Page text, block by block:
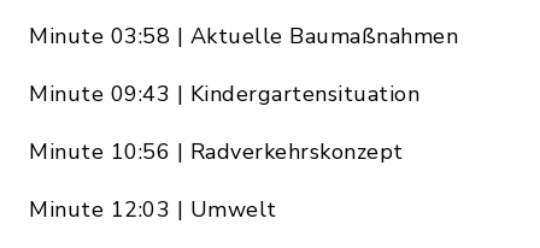
Minute 03:58 | Aktuelle Baumaßnahmen
Minute 09:43 | Kindergartensituation
Minute 10:56 | Radverkehrskonzept
Minute 12:03 | Umwelt